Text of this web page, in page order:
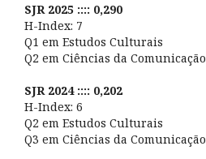
SJR 2025 :::: 0,290
H-Index: 7
Q1 em Estudos Culturais
Q2 em Ciências da Comunicação
SJR 2024 :::: 0,202
H-Index: 6
Q2 em Estudos Culturais
Q3 em Ciências da Comunicação